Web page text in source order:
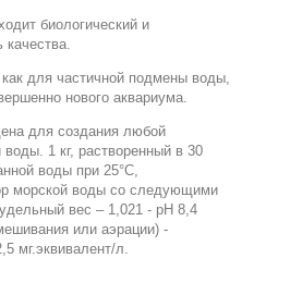
биологический и
качества.
как для частичной подмены воды,
нового аквариума.
для создания любой
1 кг, растворенный в 30
воды при 25°С,
морской воды со следующими
вес – 1,021 - рН 8,4
или аэрации) -
мг.эквивалент/л.